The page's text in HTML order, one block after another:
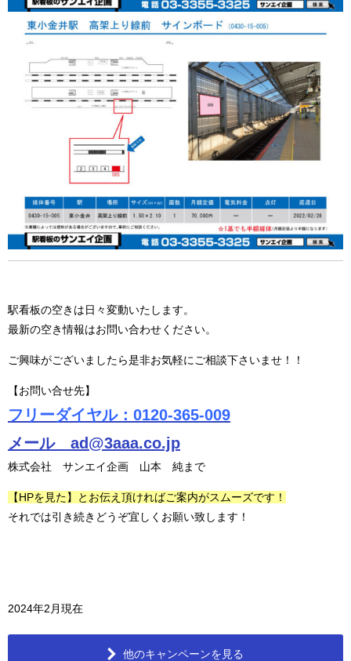
駅看板の空きは日々変動いたします。
最新の空き情報はお問い合わせください。
ご興味がございましたら是非お気軽にご相談下さいませ！！
【お問い合せ先】
フリーダイヤル：0120-365-009
メール ad@3aaa.co.jp
株式会社 サンエイ企画 山本 純まで
【HPを見た】とお伝え頂ければご案内がスムーズです！
それでは引き続きどうぞ宜しくお願い致します！
2024年2月現在
他のキャンペーンを見る